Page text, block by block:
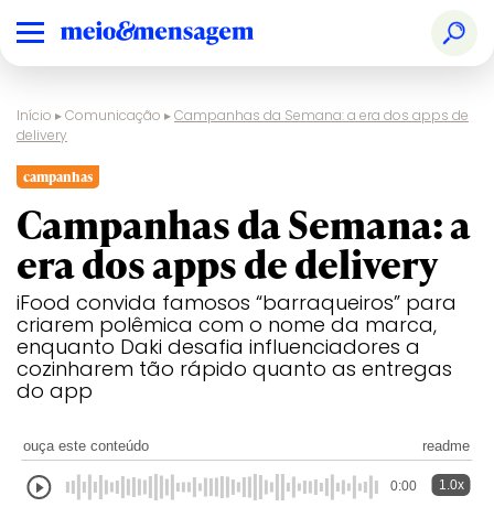
Início ▸Comunicação ▸Campanhas da Semana: a era dos apps de
delivery
campanhas
Campanhas da Semana: a
era dos apps de delivery
iFood convida famosos “barraqueiros” para
criarem polêmica com o nome da marca,
enquanto Daki desafia influenciadores a
cozinharem tão rápido quanto as entregas
do app
ouça este conteúdo readme
0:00 1.0x